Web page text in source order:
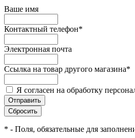
Ваше имя
Контактный телефон*
Электронная почта
Ссылка на товар другого магазина*
Я согласен на обработку
* - Поля, обязательные для